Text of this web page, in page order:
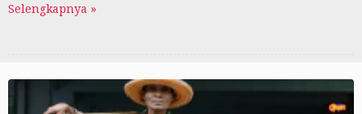
Selengkapnya »